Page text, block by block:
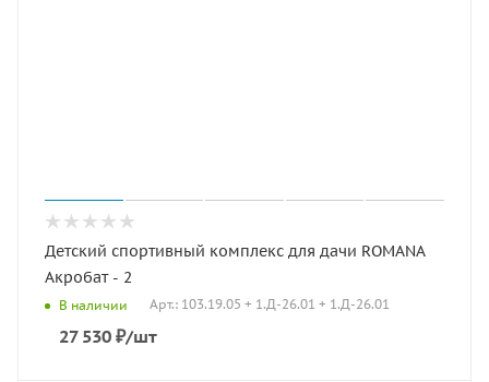
Детский спортивный комплекс для дачи ROMANA
Акробат - 2
В наличии Арт.: 103.19.05 + 1.Д-26.01 + 1.Д-26.01
27 530 ₽/шт